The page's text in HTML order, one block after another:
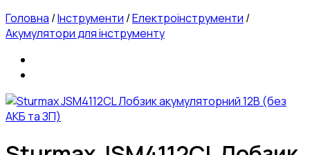
Головна /Інструменти /Електроінструменти /
Акумулятори для інструменту